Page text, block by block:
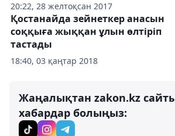
20:22, 28 желтоқсан 2017
18:40, 03 қаңтар 2018
Қостанайда зейнеткер анасын
соққыға жыққан ұлын өлтіріп
тастады
Жаңалықтан zakon.kz
хабардар болыңыз: